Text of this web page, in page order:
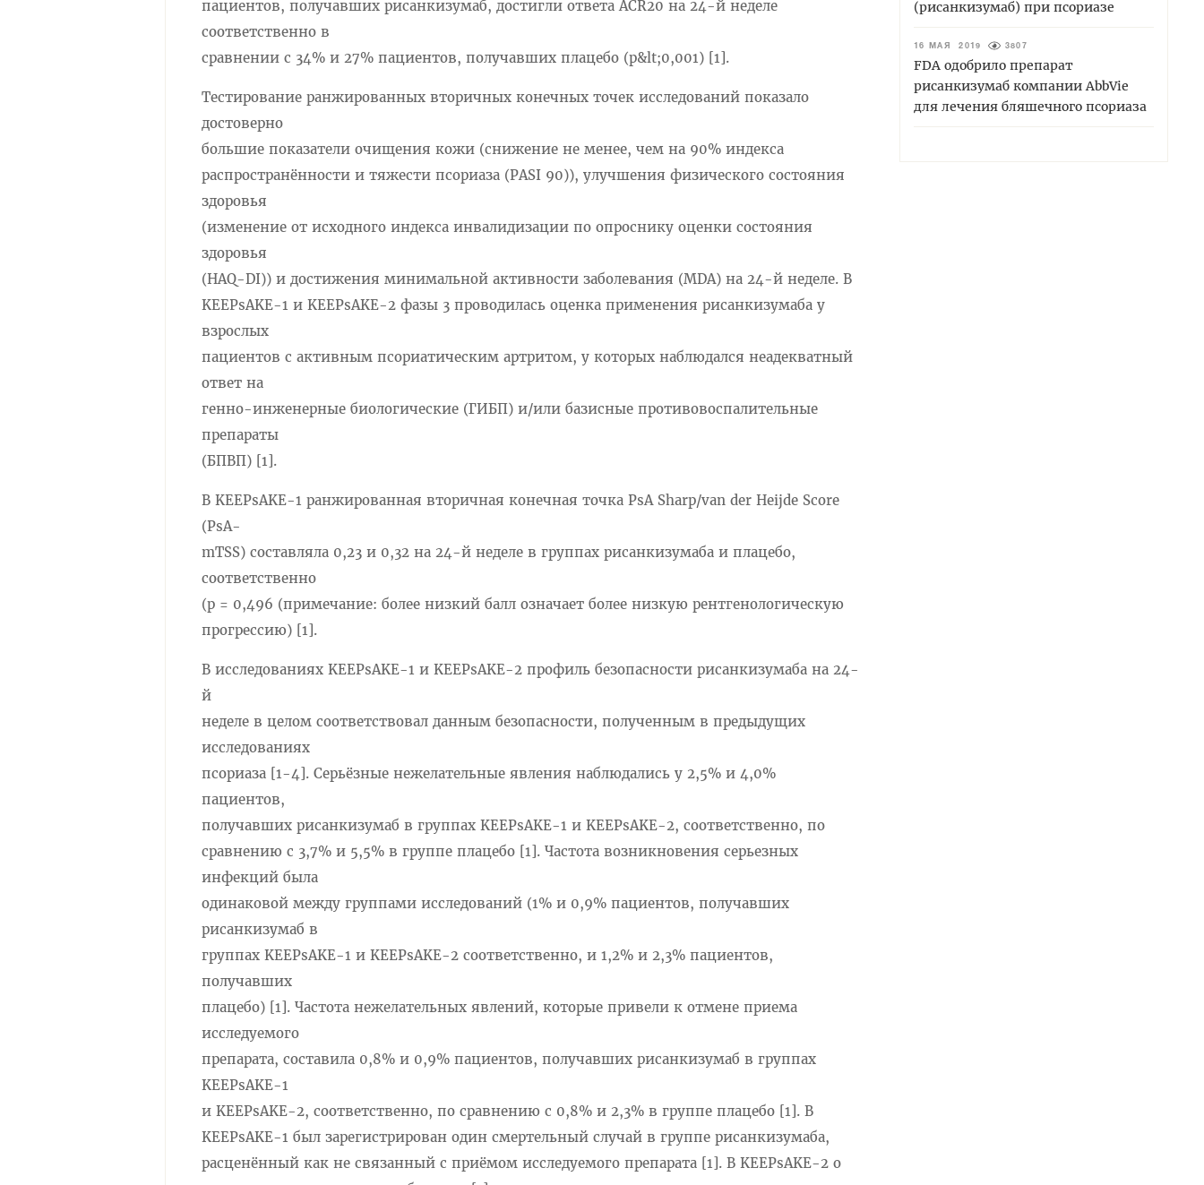
пациентов, получавших рисанкизумаб, достигли ответа ACR20 на 24-й неделе
соответственно в
сравнении с 34% и 27% пациентов, получавших плацебо (р&lt;0,001) [1].
Тестирование ранжированных вторичных конечных точек исследований показало
достоверно
большие показатели очищения кожи (снижение не менее, чем на 90% индекса
распространённости и тяжести псориаза (PASI 90)), улучшения физического состояния
здоровья
(изменение от исходного индекса инвалидизации по опроснику оценки состояния
здоровья
(HAQ-DI)) и достижения минимальной активности заболевания (MDA) на 24-й неделе. В
KEEPsAKE-1 и KEEPsAKE-2 фазы 3 проводилась оценка применения рисанкизумаба у
взрослых
пациентов с активным псориатическим артритом, у которых наблюдался неадекватный
ответ на
генно-инженерные биологические (ГИБП) и/или базисные противовоспалительные
препараты
(БПВП) [1].
В KEEPsAKE-1 ранжированная вторичная конечная точка PsA Sharp/van der Heijde Score
(PsA-
mTSS) составляла 0,23 и 0,32 на 24-й неделе в группах рисанкизумаба и плацебо,
соответственно
(p = 0,496 (примечание: более низкий балл означает более низкую рентгенологическую
прогрессию) [1].
В исследованиях KEEPsAKE-1 и KEEPsAKE-2 профиль безопасности рисанкизумаба на 24-
й
неделе в целом соответствовал данным безопасности, полученным в предыдущих
исследованиях
псориаза [1-4]. Серьёзные нежелательные явления наблюдались у 2,5% и 4,0%
пациентов,
получавших рисанкизумаб в группах KEEPsAKE-1 и KEEPsAKE-2, соответственно, по
сравнению с 3,7% и 5,5% в группе плацебо [1]. Частота возникновения серьезных
инфекций была
одинаковой между группами исследований (1% и 0,9% пациентов, получавших
рисанкизумаб в
группах KEEPsAKE-1 и KEEPsAKE-2 соответственно, и 1,2% и 2,3% пациентов,
получавших
плацебо) [1]. Частота нежелательных явлений, которые привели к отмене приема
исследуемого
препарата, составила 0,8% и 0,9% пациентов, получавших рисанкизумаб в группах
KEEPsAKE-1
и KEEPsAKE-2, соответственно, по сравнению с 0,8% и 2,3% в группе плацебо [1]. В
KEEPsAKE-1 был зарегистрирован один смертельный случай в группе рисанкизумаба,
расценённый как не связанный с приёмом исследуемого препарата [1]. В KEEPsAKE-2 о
(рисанкизумаб) при псориазе
16 МАЯ 2019 3807
FDA одобрило препарат
рисанкизумаб компании AbbVie
для лечения бляшечного псориаза